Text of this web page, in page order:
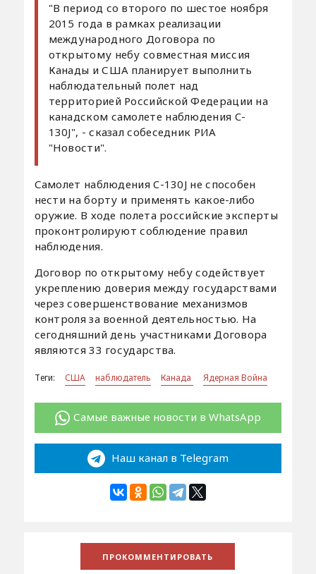
"В период со второго по шестое ноября
2015 года в рамках реализации
международного Договора по
открытому небу совместная миссия
Канады и США планирует выполнить
наблюдательный полет над
территорией Российской Федерации на
канадском самолете наблюдения C-
130J", - сказал собеседник РИА
"Новости".
Самолет наблюдения C-130J не способен
нести на борту и применять какое-либо
оружие. В ходе полета российские эксперты
проконтролируют соблюдение правил
наблюдения.
Договор по открытому небу содействует
укреплению доверия между государствами
через совершенствование механизмов
контроля за военной деятельностью. На
сегодняшний день участниками Договора
являются 33 государства.
Теги: США наблюдатель Канада Ядерная Война
Самые важные новости в WhatsApp
Наш канал в Telegram